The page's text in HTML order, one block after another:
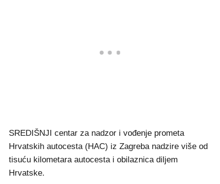
SREDIŠNJI centar za nadzor i vođenje prometa
Hrvatskih autocesta (HAC) iz Zagreba nadzire više od
tisuću kilometara autocesta i obilaznica diljem
Hrvatske.